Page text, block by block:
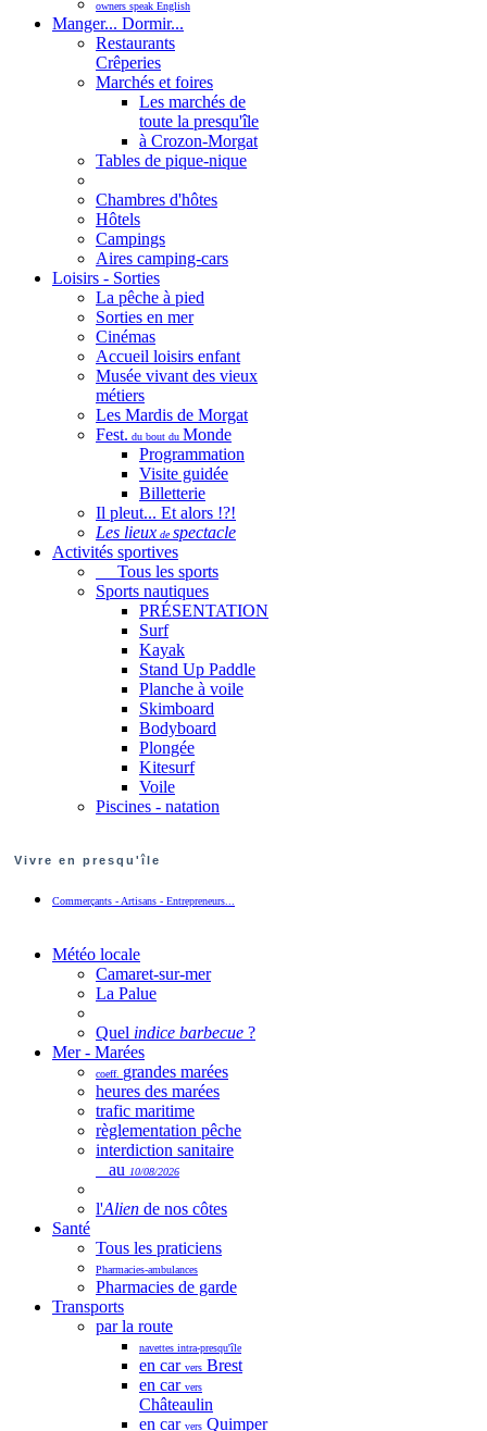
owners speak English
Manger... Dormir...
Restaurants
Crêperies
Marchés et foires
Les marchés de
toute la presqu'île
à Crozon-Morgat
Tables de pique-nique
Chambres d'hôtes
Hôtels
Campings
Aires camping-cars
Loisirs - Sorties
La pêche à pied
Sorties en mer
Cinémas
Accueil loisirs enfant
Musée vivant des vieux
métiers
Les Mardis de Morgat
Fest. du bout du Monde
Programmation
Visite guidée
Billetterie
Il pleut... Et alors !?!
Les lieux despectacle
Activités sportives
Tous les sports
Sports nautiques
PRÉSENTATION
Surf
Kayak
Stand Up Paddle
Planche à voile
Skimboard
Bodyboard
Plongée
Kitesurf
Voile
Piscines - natation
Vivre en presqu'île
Commerçants - Artisans - Entrepreneurs...
Météo locale
Camaret-sur-mer
La Palue
Quel indice barbecue ?
Mer - Marées
coeff. grandes marées
heures des marées
trafic maritime
règlementation pêche
interdiction sanitaire
au 10/08/2026
l'Alien de nos côtes
Santé
Tous les praticiens
Pharmacies-ambulances
Pharmacies de garde
Transports
par la route
navettes intra-presqu'île
en car vers Brest
en car vers
Châteaulin
en car vers Quimper